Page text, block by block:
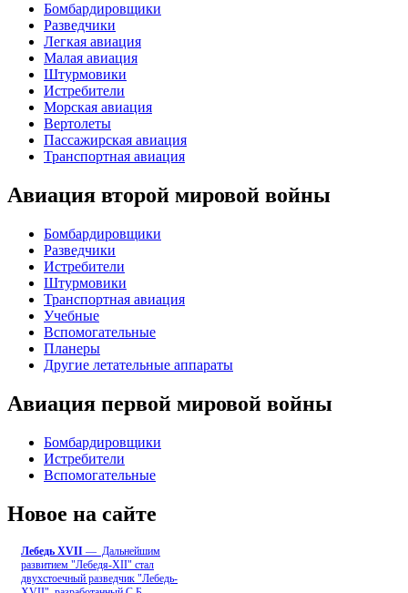
Бомбардировщики
Разведчики
Легкая авиация
Малая авиация
Штурмовики
Истребители
Морская авиация
Вертолеты
Пассажирская авиация
Транспортная авиация
Авиация второй мировой войны
Бомбардировщики
Разведчики
Истребители
Штурмовики
Транспортная авиация
Учебные
Вспомогательные
Планеры
Другие летательные аппараты
Авиация первой мировой войны
Бомбардировщики
Истребители
Вспомогательные
Новое на сайте
Лебедь ХVII — Дальнейшим
развитием "Лебедя-ХII" стал
двухстоечный разведчик "Лебедь-